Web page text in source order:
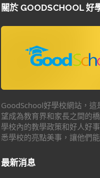
關於 GOODSCHOOL 好
GoodSchool好學校網站，
望成為教育界和家長之間的
學校內的教學政策和好人好
悉學校的亮點美事，讓他們
最新消息